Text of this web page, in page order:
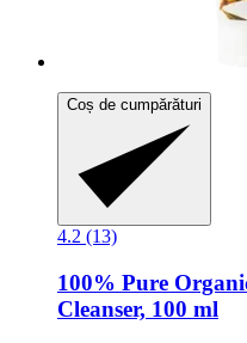
Coș de cumpărături
4.2 (13)
100% Pure
Cleanser, 100 ml